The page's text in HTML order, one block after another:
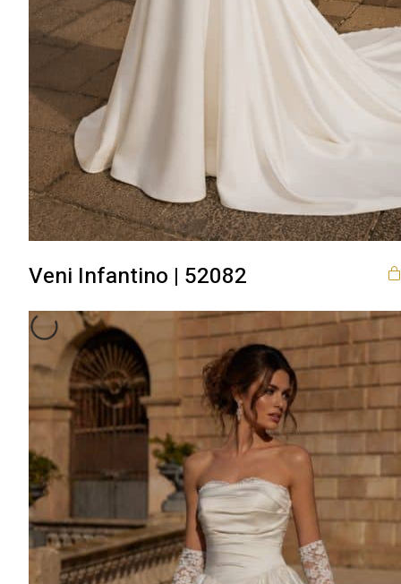
Veni Infantino | 52082